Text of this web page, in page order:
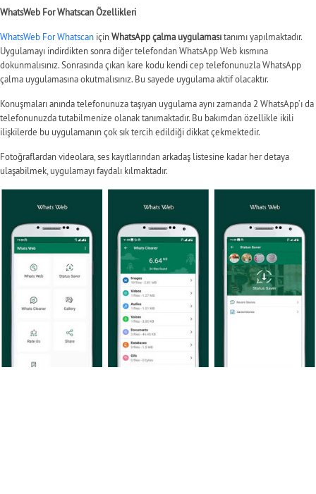
WhatsWeb For Whatscan Özellikleri
WhatsWeb For Whatscan içinWhatsApp çalma uygulamasıtanımı yapılmaktadır.
Uygulamayı indirdikten sonra diğer telefondan WhatsApp Web kısmına
dokunmalısınız. Sonrasında çıkan kare kodu kendi cep telefonunuzla WhatsApp
çalma uygulamasına okutmalısınız. Bu sayede uygulama aktif olacaktır.
Konuşmaları anında telefonunuza taşıyan uygulama aynı zamanda 2 WhatsApp’ı da
telefonunuzda tutabilmenize olanak tanımaktadır. Bu bakımdan özellikle ikili
ilişkilerde bu uygulamanın çok sık tercih edildiği dikkat çekmektedir.
Fotoğraflardan videolara, ses kayıtlarından arkadaş listesine kadar her detaya
ulaşabilmek, uygulamayı faydalı kılmaktadır.